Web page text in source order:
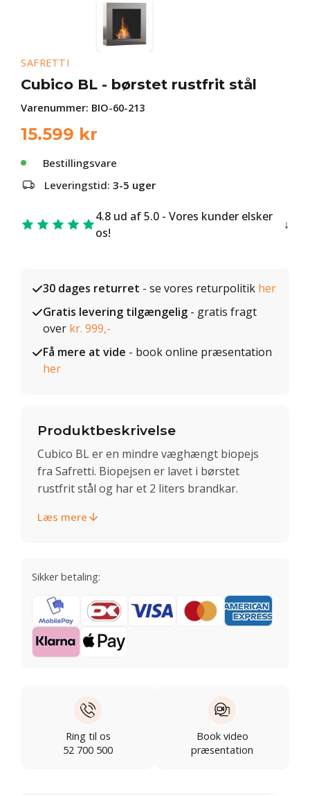
SAFRETTI
Cubico BL - børstet rustfrit stål
Varenummer: BIO-60-213
15.599 kr
Bestillingsvare
Leveringstid: 3-5 uger
4.8 ud af 5.0 - Vores kunder elsker
os!
30 dages returret - se vores returpolitik her
Gratis levering tilgængelig - gratis fragt
over kr. 999,-
Få mere at vide - book online præsentation
her
Produktbeskrivelse
Cubico BL er en mindre væghængt biopejs
fra Safretti. Biopejsen er lavet i børstet
rustfrit stål og har et 2 liters brandkar.
Læs mere
Sikker betaling:
Ring til os
52 700 500
Book video
præsentation